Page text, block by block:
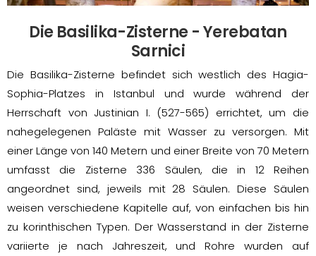
Die Basilika-Zisterne - Yerebatan
Sarnici
Die Basilika-Zisterne befindet sich westlich des Hagia-
Sophia-Platzes in Istanbul und wurde während der
Herrschaft von Justinian I. (527-565) errichtet, um die
nahegelegenen Paläste mit Wasser zu versorgen. Mit
einer Länge von 140 Metern und einer Breite von 70 Metern
umfasst die Zisterne 336 Säulen, die in 12 Reihen
angeordnet sind, jeweils mit 28 Säulen. Diese Säulen
weisen verschiedene Kapitelle auf, von einfachen bis hin
zu korinthischen Typen. Der Wasserstand in der Zisterne
variierte je nach Jahreszeit, und Rohre wurden auf